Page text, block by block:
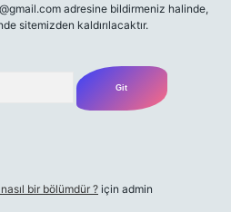
adresine bildirmeniz halinde,
sitemizden kaldırılacaktır.
bir bölümdür ? için admin